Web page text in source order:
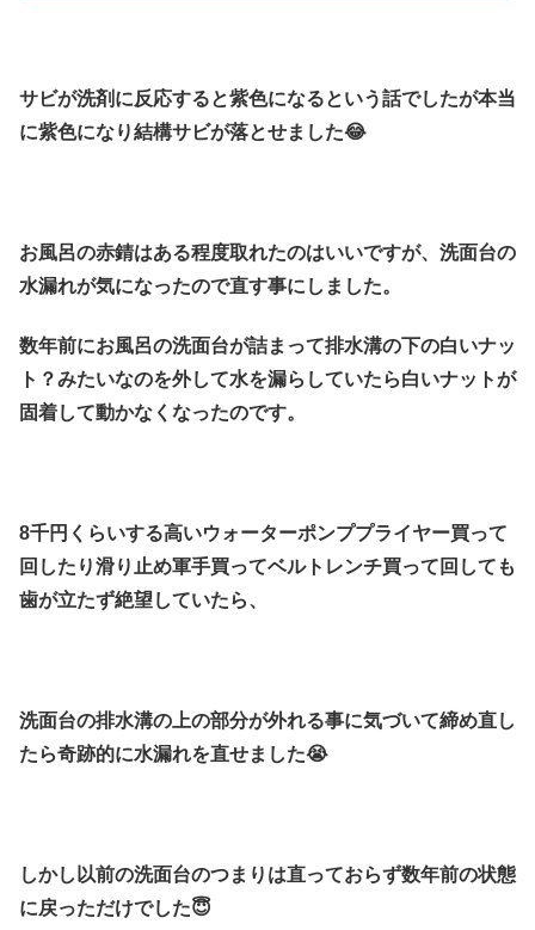
サビが洗剤に反応すると紫色になるという話でしたが本当
に紫色になり結構サビが落とせました😂
お風呂の赤錆はある程度取れたのはいいですが、洗面台の
水漏れが気になったので直す事にしました。
数年前にお風呂の洗面台が詰まって排水溝の下の白いナッ
ト？みたいなのを外して水を漏らしていたら白いナットが
固着して動かなくなったのです。
8千円くらいする高いウォーターポンププライヤー買って
回したり滑り止め軍手買ってベルトレンチ買って回しても
歯が立たず絶望していたら、
洗面台の排水溝の上の部分が外れる事に気づいて締め直し
たら奇跡的に水漏れを直せました😭
しかし以前の洗面台のつまりは直っておらず数年前の状態
に戻っただけでした😇